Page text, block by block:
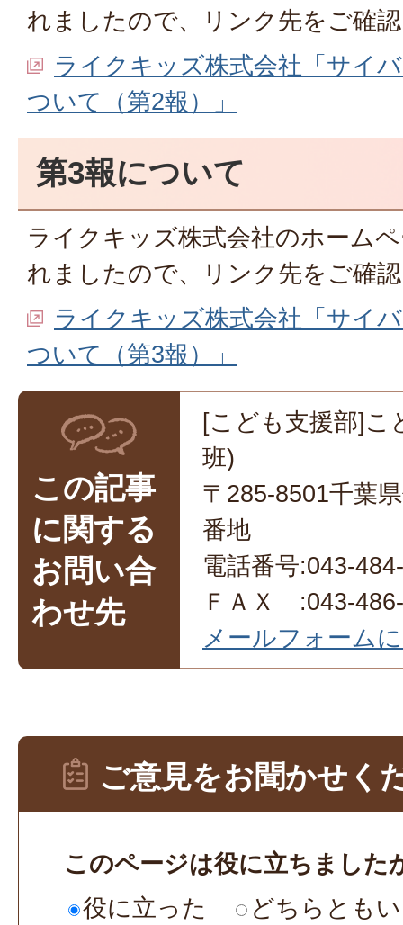
れましたので、リンク先をご確
ライクキッズ株式会社「サイ
ついて（第2報）」
第3報について
ライクキッズ株式会社のホーム
れましたので、リンク先をご確
ライクキッズ株式会社「サイ
ついて（第3報）」
この記事
に関する
お問い合
わせ先
[こども支援部]こ
班)
〒285-8501千葉
番地
電話番号:043-
ＦＡＸ :043-
メールフォーム
ご意見をお聞かせく
このページは役に立ちました
役に立った
どちらとも